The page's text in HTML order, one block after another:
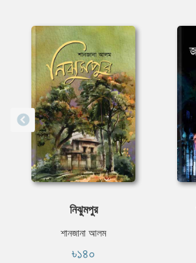
নিঝুমপুর
শানজানা আলম
৳১৪০